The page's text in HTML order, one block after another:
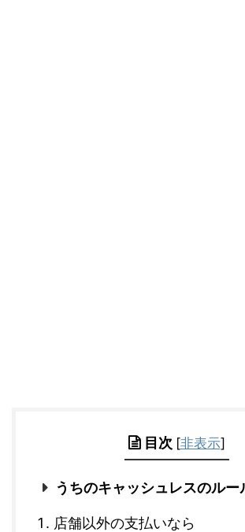
目次 [非表示]
うちのキャッシュレスのルー
店舗以外の支払いなら